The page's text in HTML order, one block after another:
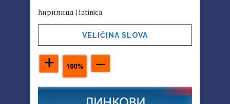
ћирилица | latinica
VELIČINA SLOVA